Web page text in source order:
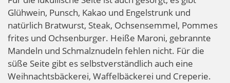
Glühwein, Punsch, Kakao und Engelstrunk und
natürlich Bratwurst, Steak, Ochsensemmel, Pommes
frites und Ochsenburger. Heiße Maroni, gebrannte
Mandeln und Schmalznudeln fehlen nicht. Für die
süße Seite gibt es selbstverständlich auch eine
Weihnachtsbäckerei, Waffelbäckerei und Creperie.